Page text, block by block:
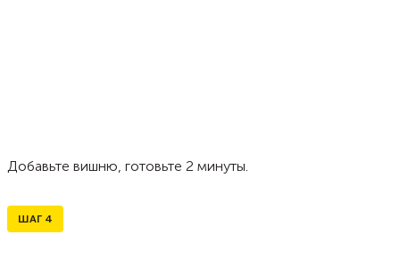
Добавьте вишню, готовьте 2 минуты.
ШАГ 4